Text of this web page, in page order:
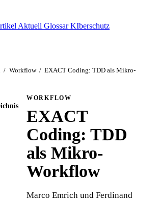
Aktuell GlossarKIberschutz
/ Workflow / EXACT Coding: TDD als Mikro-
WORKFLOW
EXACT
Coding: TDD
als Mikro-
Workflow
Marco Emrich und Ferdinand